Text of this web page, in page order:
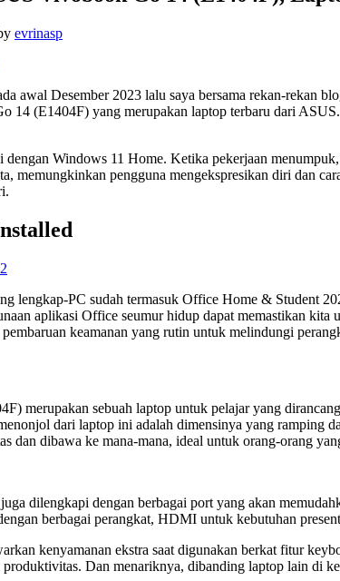
evrinasp
awal Desember 2023 lalu saya bersama rekan-rekan
(E1404F) yang merupakan laptop terbaru dari
Windows 11 Home. Ketika pekerjaan
memungkinkan pengguna mengekspresikan diri dan
lengkap-PC sudah termasuk Office Home & Student
aplikasi Office seumur hidup dapat memastikan
keamanan yang rutin untuk melindungi
merupakan sebuah laptop untuk pelajar yang
dari laptop ini adalah dimensinya yang
dan dibawa ke mana-mana, ideal untuk orang-orang
dilengkapi dengan berbagai port yang akan
berbagai perangkat, HDMI untuk kebutuhan
kenyamanan ekstra saat digunakan berkat fitur
Dan menariknya, dibanding laptop lain di